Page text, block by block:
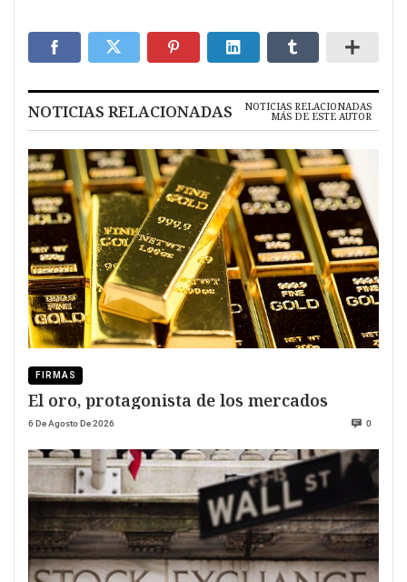
NOTICIAS RELACIONADAS NOTICIAS RELACIONADAS
MÁS DE ESTE AUTOR
FIRMAS
El oro, protagonista de los mercados
6 De Agosto De 2026 0